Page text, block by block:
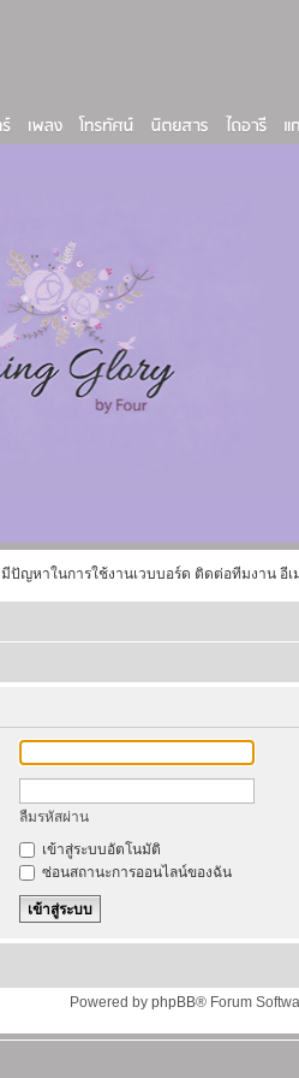
มีปัญหาในการใช้งานเวบบอร์ด ติดต่อทีมงาน อีเ
ลืมรหัสผ่าน
เข้าสู่ระบบอัตโนมัติ
ซ่อนสถานะการออนไลน์ของฉัน
Powered by phpBB® Forum